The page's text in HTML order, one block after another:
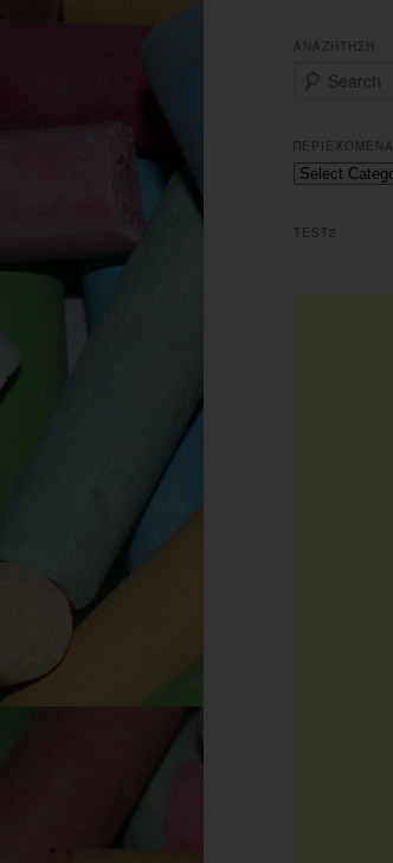
ΑΝΑΖΗΤΗΣΗ
r
c
h
ΠΕΡΙΕΧΟΜΕΝΑ
Περιεχομενα
TEST2